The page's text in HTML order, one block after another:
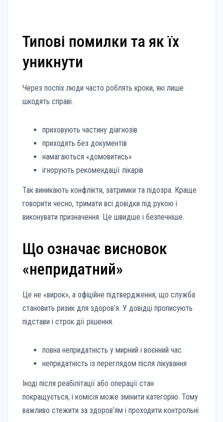
Типові помилки та як їх
уникнути
Через поспіх люди часто роблять кроки, які лише
шкодять справі.
приховують частину діагнозів
приходять без документів
намагаються «домовитись»
ігнорують рекомендації лікарів
Так виникають конфлікти, затримки та підозра. Краще
говорити чесно, тримати всі довідки під рукою і
виконувати призначення. Це швидше і безпечніше.
Що означає висновок
«непридатний»
Це не «вирок», а офіційне підтвердження, що служба
становить ризик для здоров’я. У довідці прописують
підстави і строк дії рішення.
повна непридатність у мирний і воєнний час
непридатність із переглядом після лікування
Іноді після реабілітації або операції стан
покращується, і комісія може змінити категорію. Тому
важливо стежити за здоров’ям і проходити контрольні